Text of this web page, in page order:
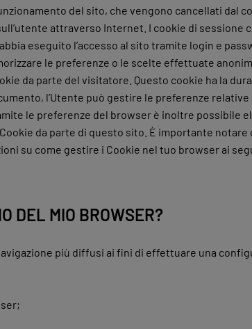
del sito, che vengono cancellati dal
attraverso Internet. I cookie di sessione
eseguito l’accesso al sito tramite login e
le preferenze o le scelte effettuate
da parte del visitatore. Questo cookie ha la
l’Utente può gestire le preferenze
le preferenze del browser è inoltre possibile
da parte di questo sito. È importante
su come gestire i Cookie nel tuo browser ai
DEL MIO BROWSER?
più diffusi ai fini di effettuare una